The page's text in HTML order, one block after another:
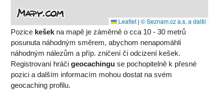
Leaflet | © Seznam.cz a.s. a další
Pozice kešek na mapě je záměrně o cca 10 - 30 metrů
posunuta náhodným směrem, abychom nenapomáhli
náhodným nálezům a příp. zničení či odcizení kešek.
Registrovaní hráčigeocachingu se pochopitelně k přesné
pozici a dalším informacím mohou dostat na svém
geocaching profilu.